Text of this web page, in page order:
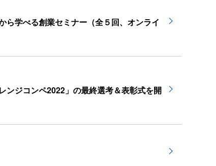
ら学べる創業セミナー（全５回、オンライ
ンジコンペ2022」の最終選考＆表彰式を開